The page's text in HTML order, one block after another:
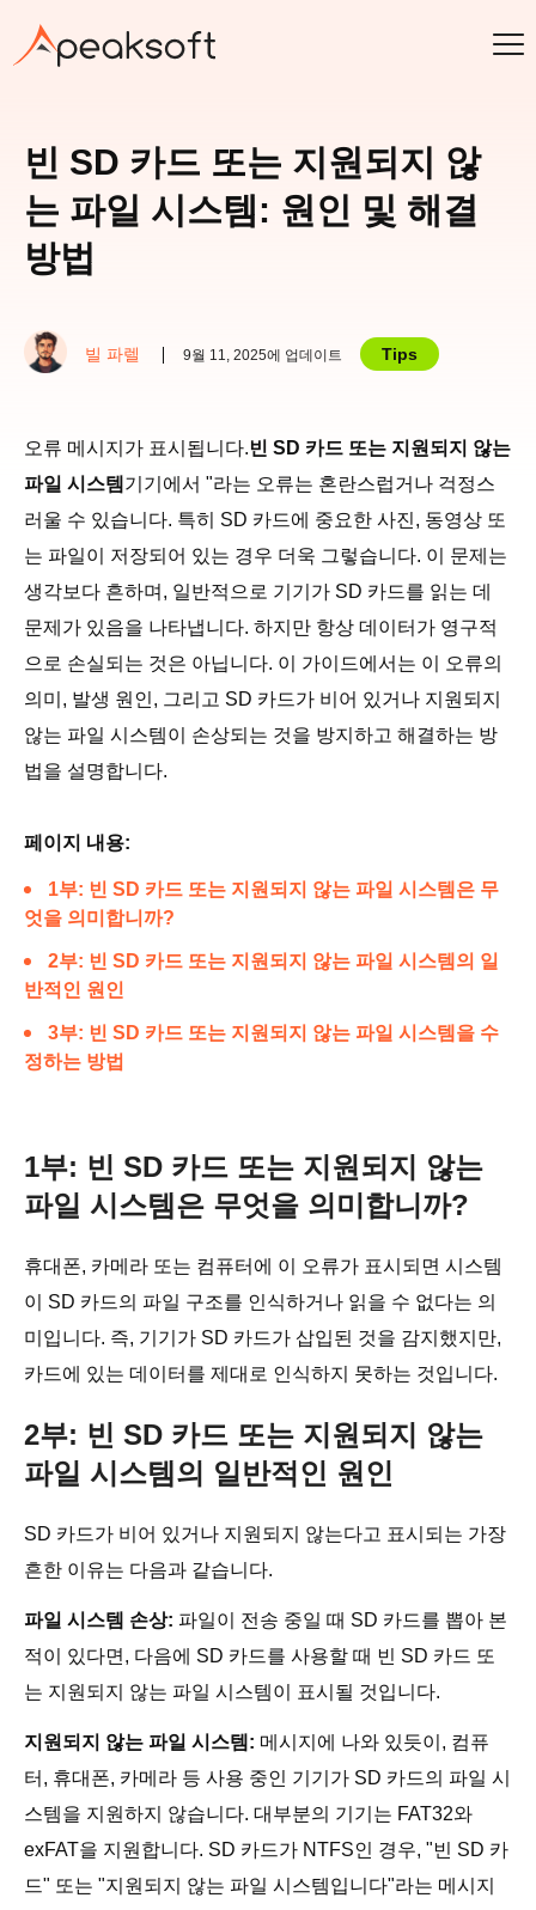
빈 SD 카드 또는 지원되지 않
는 파일 시스템: 원인 및 해결
방법
빌 파렐 9월 11, 2025에 업데이트 Tips
오류 메시지가 표시됩니다.빈 SD 카드 또는 지원되지 않는
파일 시스템 기기에서 "라는 오류는 혼란스럽거나 걱정스
러울 수 있습니다. 특히 SD 카드에 중요한 사진, 동영상 또
는 파일이 저장되어 있는 경우 더욱 그렇습니다. 이 문제는
생각보다 흔하며, 일반적으로 기기가 SD 카드를 읽는 데
문제가 있음을 나타냅니다. 하지만 항상 데이터가 영구적
으로 손실되는 것은 아닙니다. 이 가이드에서는 이 오류의
의미, 발생 원인, 그리고 SD 카드가 비어 있거나 지원되지
않는 파일 시스템이 손상되는 것을 방지하고 해결하는 방
법을 설명합니다.
페이지 내용:
1부: 빈 SD 카드 또는 지원되지 않는 파일 시스템은 무
엇을 의미합니까?
2부: 빈 SD 카드 또는 지원되지 않는 파일 시스템의 일
반적인 원인
3부: 빈 SD 카드 또는 지원되지 않는 파일 시스템을 수
정하는 방법
1부: 빈 SD 카드 또는 지원되지 않는
파일 시스템은 무엇을 의미합니까?
휴대폰, 카메라 또는 컴퓨터에 이 오류가 표시되면 시스템
이 SD 카드의 파일 구조를 인식하거나 읽을 수 없다는 의
미입니다. 즉, 기기가 SD 카드가 삽입된 것을 감지했지만,
카드에 있는 데이터를 제대로 인식하지 못하는 것입니다.
2부: 빈 SD 카드 또는 지원되지 않는
파일 시스템의 일반적인 원인
SD 카드가 비어 있거나 지원되지 않는다고 표시되는 가장
흔한 이유는 다음과 같습니다.
파일 시스템 손상: 파일이 전송 중일 때 SD 카드를 뽑아 본
적이 있다면, 다음에 SD 카드를 사용할 때 빈 SD 카드 또
는 지원되지 않는 파일 시스템이 표시될 것입니다.
지원되지 않는 파일 시스템: 메시지에 나와 있듯이, 컴퓨
터, 휴대폰, 카메라 등 사용 중인 기기가 SD 카드의 파일 시
스템을 지원하지 않습니다. 대부분의 기기는 FAT32와
exFAT을 지원합니다. SD 카드가 NTFS인 경우, "빈 SD 카
드" 또는 "지원되지 않는 파일 시스템입니다"라는 메시지